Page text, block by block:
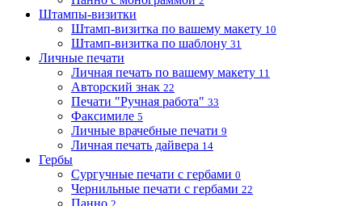
Штампы-визитки
Штамп-визитка по вашему макету 10
Штамп-визитка по шаблону 31
Личные печати
Личная печать по вашему макету 11
Авторский знак 22
Печати "Ручная работа" 33
Факсимиле 5
Личные врачебные печати 9
Личная печать дайвера 14
Гербы
Сургучные печати с гербами 0
Чернильные печати с гербами 22
Панно